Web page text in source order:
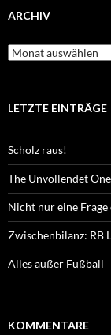
ARCHIV
Archiv
LETZTE EINTRÄGE
Scholz raus!
The Unvollendet One
Nicht nur eine Frage
Zwischenbilanz: RB
Alles außer Fußball
KOMMENTARE